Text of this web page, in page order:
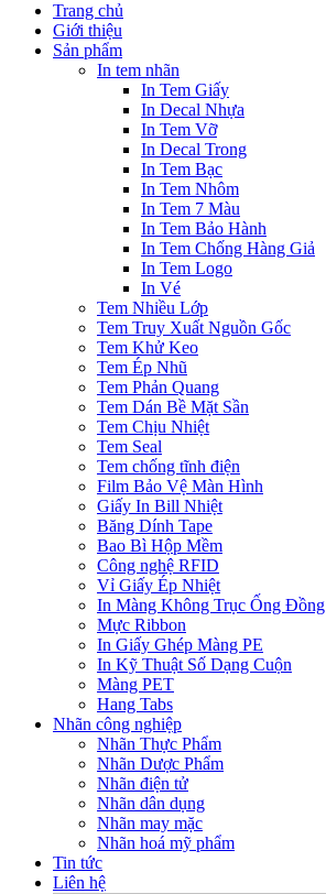
Trang chủ
Giới thiệu
Sản phẩm
In tem nhãn
In Tem Giấy
In Decal Nhựa
In Tem Vỡ
In Decal Trong
In Tem Bạc
In Tem Nhôm
In Tem 7 Màu
In Tem Bảo Hành
In Tem Chống Hàng Giả
In Tem Logo
In Vé
Tem Nhiều Lớp
Tem Truy Xuất Nguồn Gốc
Tem Khử Keo
Tem Ép Nhũ
Tem Phản Quang
Tem Dán Bề Mặt Sần
Tem Chịu Nhiệt
Tem Seal
Tem chống tĩnh điện
Film Bảo Vệ Màn Hình
Giấy In Bill Nhiệt
Băng Dính Tape
Bao Bì Hộp Mềm
Công nghệ RFID
Vỉ Giấy Ép Nhiệt
In Màng Không Trục Ống Đồng
Mực Ribbon
In Giấy Ghép Màng PE
In Kỹ Thuật Số Dạng Cuộn
Màng PET
Hang Tabs
Nhãn công nghiệp
Nhãn Thực Phẩm
Nhãn Dược Phẩm
Nhãn điện tử
Nhãn dân dụng
Nhãn may mặc
Nhãn hoá mỹ phẩm
Tin tức
Liên hệ